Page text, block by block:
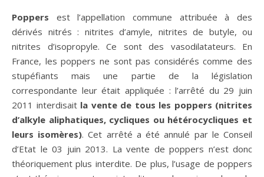
Poppers est l’appellation commune attribuée à des
dérivés nitrés : nitrites d’amyle, nitrites de butyle, ou
nitrites d’isopropyle. Ce sont des vasodilatateurs. En
France, les poppers ne sont pas considérés comme des
stupéfiants mais une partie de la législation
correspondante leur était appliquée : l’arrêté du 29 juin
2011 interdisait la vente de tous les poppers (nitrites
d’alkyle aliphatiques, cycliques ou hétérocycliques et
leurs isomères). Cet arrêté a été annulé par le Conseil
d’Etat le 03 juin 2013. La vente de poppers n’est donc
théoriquement plus interdite. De plus, l’usage de poppers